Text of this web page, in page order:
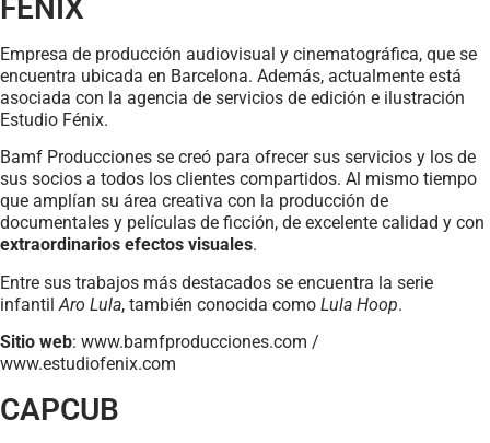
FÉNIX
Empresa de producción audiovisual y cinematográfica, que se
encuentra ubicada en Barcelona. Además, actualmente está
asociada con la agencia de servicios de edición e ilustración
Estudio Fénix.
Bamf Producciones se creó para ofrecer sus servicios y los de
sus socios a todos los clientes compartidos. Al mismo tiempo
que amplían su área creativa con la producción de
documentales y películas de ficción, de excelente calidad y con
extraordinarios efectos visuales.
Entre sus trabajos más destacados se encuentra la serie
infantil Aro Lula, también conocida como Lula Hoop.
Sitio web: www.bamfproducciones.com /
www.estudiofenix.com
CAPCUB